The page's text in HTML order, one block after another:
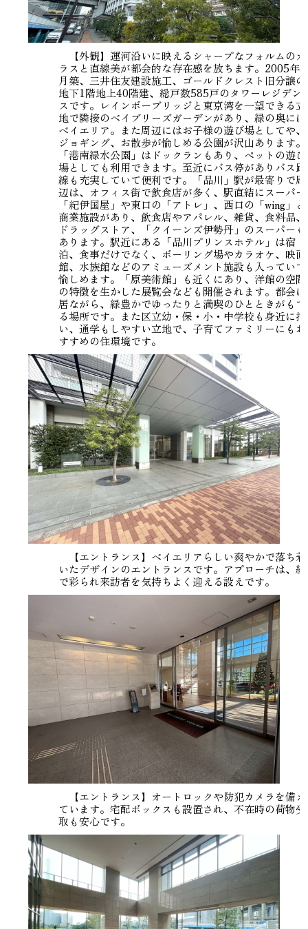
【外観】運河沿いに映えるシャープなフォルムのガ
ラスと直線美が都会的な存在感を放ちます。2005年8
月築、三井住友建設施工、ゴールドクレスト旧分譲の
地下1階地上40階建、総戸数585戸のタワーレジデン
スです。レインボーブリッジと東京湾を一望できる立
地で隣接のベイブリーズガーデンがあり、緑の奥には
ベイエリア。また周辺にはお子様の遊び場としてや、
ジョギング、お散歩が愉しめる公園が沢山あります。
「港南緑水公園」はドックランもあり、ペットの遊び
場としても利用できます。至近にバス停がありバス路
線も充実していて便利です。「品川」駅が最寄りで周
辺は、オフィス街で飲食店が多く、駅直結にスーパー
「紀伊国屋」や東口の「アトレ」、西口の「wing」と
商業施設があり、飲食店やアパレル、雑貨、食料品、
ドラッグストア、「クイーンズ伊勢丹」のスーパーも
あります。駅近にある「品川プリンスホテル」は宿
泊、食事だけでなく、ボーリング場やカラオケ、映画
館、水族館などのアミューズメント施設も入っていて
愉しめます。「原美術館」も近くにあり、洋館の空間
の特徴を生かした展覧会なども開催されます。都会に
居ながら、緑豊かでゆったりと満喫のひとときがもて
る場所です。また区立幼・保・小・中学校も身近に揃
い、通学もしやすい立地で、子育てファミリーにもお
すすめの住環境です。
【エントランス】ベイエリアらしい爽やかで落ち着
いたデザインのエントランスです。アプローチは、緑
で彩られ来訪者を気持ちよく迎える設えです。
【エントランス】オートロックや防犯カメラを備え
ています。宅配ボックスも設置され、不在時の荷物受
取も安心です。